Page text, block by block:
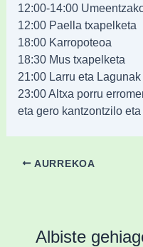
12:00-14:00
12:00 Paella txapelketa
18:00 Karropoteoa
18:30 Mus txapelketa
21:00 Larru eta Lagunak
23:00 Altxa porru
eta gero kantzontzilo
AURREKOA
Albiste